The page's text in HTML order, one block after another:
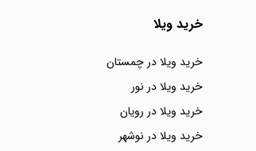
خرید ویلا
خرید ویلا در چمستان
خرید ویلا در نور
خرید ویلا در رویان
خرید ویلا در نوشهر